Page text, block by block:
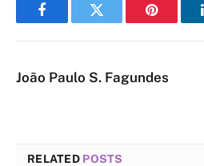
FacebookTwitter Pinterest
João Paulo S. Fagundes
RELATED POSTS